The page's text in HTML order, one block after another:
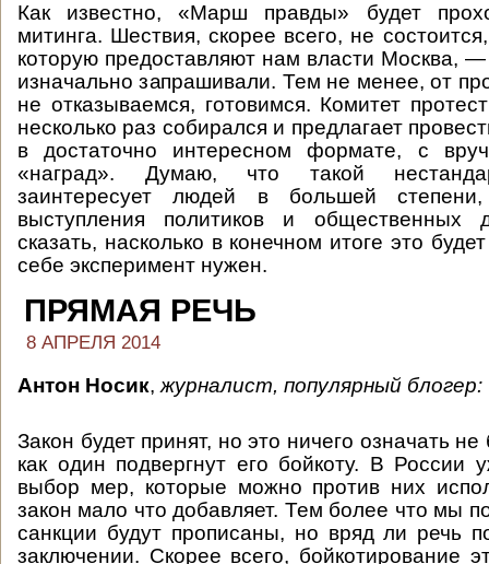
Как известно, «Марш правды» будет
митинга. Шествия, скорее всего, не
которую предоставляют нам власти Москва,
изначально запрашивали. Тем не менее, от
не отказываемся, готовимся. Комитет
несколько раз собирался и предлагает
в достаточно интересном формате, с
«наград». Думаю, что такой
заинтересует людей в большей
выступления политиков и общественных
сказать, насколько в конечном итоге это
себе эксперимент нужен.
ПРЯМАЯ РЕЧЬ
8 АПРЕЛЯ 2014
Антон Носик, журналист, популярный блогер:
Закон будет принят, но это ничего означать
как один подвергнут его бойкоту. В России
выбор мер, которые можно против них
закон мало что добавляет. Тем более что мы
санкции будут прописаны, но вряд ли речь
заключении. Скорее всего, бойкотирование